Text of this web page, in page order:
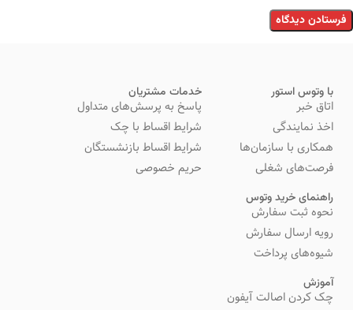
با وتوس استور
اتاق خبر
اخذ نمایندگی
همکاری با سازمان‌ها
فرصت‌های شغلی
خدمات مشتریان
پاسخ به پرسش‌های متداول
شرایط اقساط با چک
شرایط اقساط بازنشستگان
حریم خصوصی
راهنمای خرید وتوس
نحوه ثبت سفارش
رویه ارسال سفارش
شیوه‌های پرداخت
آموزش
چک کردن اصالت آیفون